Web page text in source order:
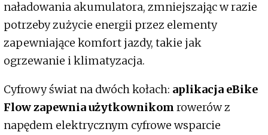
naładowania akumulatora, zmniejszając w razie
potrzeby zużycie energii przez elementy
zapewniające komfort jazdy, takie jak
ogrzewanie i klimatyzacja.
Cyfrowy świat na dwóch kołach: aplikacja eBike
Flow zapewnia użytkownikom rowerów z
napędem elektrycznym cyfrowe wsparcie